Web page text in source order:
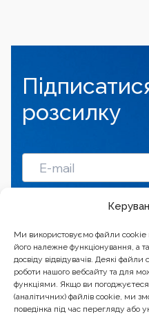
Ми використовуємо файли cookie
його належне функціонування, а
досвіду відвідувачів. Деякі
роботи нашого вебсайту та для
функціями. Якщо ви
(аналітичних) файлів cookie, ми
поведінка під час перегляду або
розсилку